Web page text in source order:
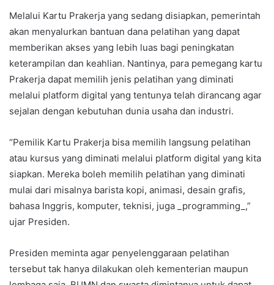
Melalui Kartu Prakerja yang sedang disiapkan, pemerintah
akan menyalurkan bantuan dana pelatihan yang dapat
memberikan akses yang lebih luas bagi peningkatan
keterampilan dan keahlian. Nantinya, para pemegang kartu
Prakerja dapat memilih jenis pelatihan yang diminati
melalui platform digital yang tentunya telah dirancang agar
sejalan dengan kebutuhan dunia usaha dan industri.
“Pemilik Kartu Prakerja bisa memilih langsung pelatihan
atau kursus yang diminati melalui platform digital yang kita
siapkan. Mereka boleh memilih pelatihan yang diminati
mulai dari misalnya barista kopi, animasi, desain grafis,
bahasa Inggris, komputer, teknisi, juga _programming_,”
ujar Presiden.
Presiden meminta agar penyelenggaraan pelatihan
tersebut tak hanya dilakukan oleh kementerian maupun